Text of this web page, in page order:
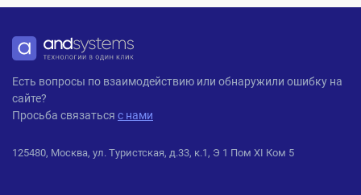
ANDPRO
Есть вопросы по взаимодействию или обнаружили ошибку на
сайте?
Просьба связаться с нами
125480, Москва, ул. Туристская, д.33, к.1, Э 1 Пом XI Ком 5